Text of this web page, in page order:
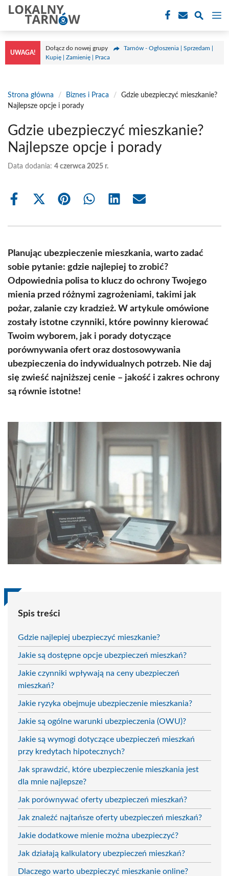
Przejdź
treści
UWAGA!
Dołącz do nowej grupy
Tarnów - Ogłoszenia | Sprzedam |
Kupię | Zamienię | Praca
Strona główna / Biznes i Praca /
Gdzie ubezpieczyć mieszkanie?
Najlepsze opcje i porady
Gdzie ubezpieczyć mieszkanie?
Najlepsze opcje i porady
Data dodania: 4 czerwca 2025 r.
Share
Share
(Twitter)
Share Share Share Share
Planując ubezpieczenie mieszkania, warto zadać
sobie pytanie: gdzie najlepiej to zrobić?
Odpowiednia polisa to klucz do ochrony Twojego
mienia przed różnymi zagrożeniami, takimi jak
pożar, zalanie czy kradzież. W artykule omówione
zostały istotne czynniki, które powinny kierować
Twoim wyborem, jak i porady dotyczące
porównywania ofert oraz dostosowywania
ubezpieczenia do indywidualnych potrzeb. Nie daj
się zwieść najniższej cenie – jakość i zakres ochrony
są równie istotne!
Spis treści
Gdzie najlepiej ubezpieczyć mieszkanie?
Jakie są dostępne opcje ubezpieczeń mieszkań?
Jakie czynniki wpływają na ceny ubezpieczeń
mieszkań?
Jakie ryzyka obejmuje ubezpieczenie mieszkania?
Jakie są ogólne warunki ubezpieczenia (OWU)?
Jakie są wymogi dotyczące ubezpieczeń mieszkań
przy kredytach hipotecznych?
Jak sprawdzić, które ubezpieczenie mieszkania jest
dla mnie najlepsze?
Jak porównywać oferty ubezpieczeń mieszkań?
Jak znaleźć najtańsze oferty ubezpieczeń mieszkań?
Jakie dodatkowe mienie można ubezpieczyć?
Jak działają kalkulatory ubezpieczeń mieszkań?
Dlaczego warto ubezpieczyć mieszkanie online?